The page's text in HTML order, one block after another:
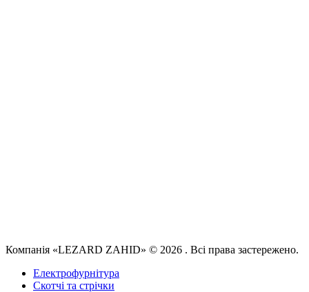
Компанія «LEZARD ZAHID» © 2026 . Всі права застережено.
Електрофурнітура
Скотчі та стрічки